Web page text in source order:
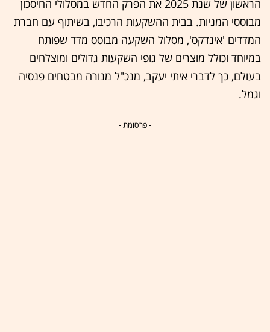
הראשון של שנת 2025 את הפרק החדש במסלולי החיסכון
מבוססי המניות. בבית ההשקעות הרכיבו, בשיתוף עם חברת
המדדים 'אינדקס', מסלול השקעה מבוסס מדד שפותח
במיוחד וכולל מוצרים של גופי השקעות גדולים ומוצלחים
בעולם, כך לדברי איתי יעקב, מנכ"ל מנורה מבטחים פנסיה
וגמל.
- פרסומת -